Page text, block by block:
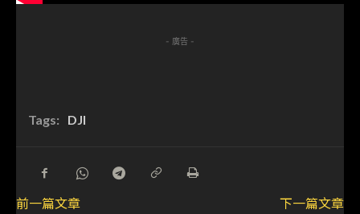
- 廣告 -
Tags: DJI
前一篇文章
下一篇文章